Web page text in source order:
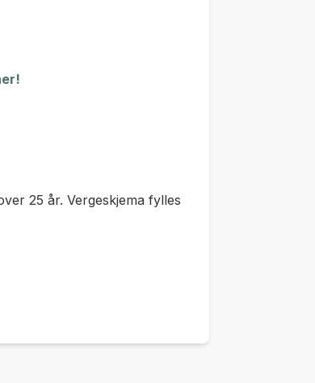
25 år. Vergeskjema fylles